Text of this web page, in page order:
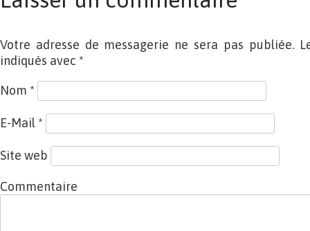
Votre adresse de messagerie ne sera pas publiée.
indiqués avec *
Nom *
E-Mail *
Site web
Commentaire